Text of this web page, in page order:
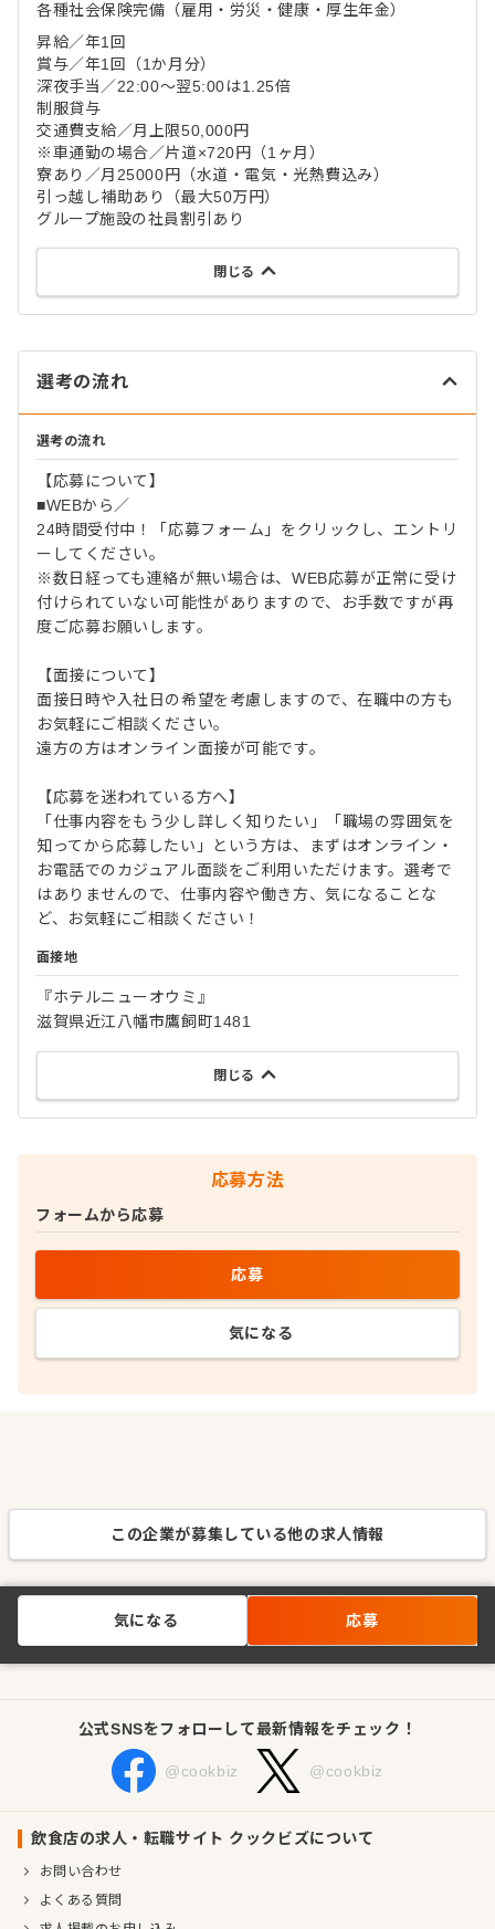
各種社会保険完備（雇用・労災・健康・厚生年金）
昇給／年1回
賞与／年1回（1か月分）
深夜手当／22:00～翌5:00は1.25倍
制服貸与
交通費支給／月上限50,000円
※車通勤の場合／片道×720円（1ヶ月）
寮あり／月25000円（水道・電気・光熱費込み）
引っ越し補助あり（最大50万円）
グループ施設の社員割引あり
閉じる
選考の流れ
選考の流れ
【応募について】
■WEBから／
24時間受付中！「応募フォーム」をクリックし、エントリ
ーしてください。
※数日経っても連絡が無い場合は、WEB応募が正常に受け
付けられていない可能性がありますので、お手数ですが再
度ご応募お願いします。
【面接について】
面接日時や入社日の希望を考慮しますので、在職中の方も
お気軽にご相談ください。
遠方の方はオンライン面接が可能です。
【応募を迷われている方へ】
「仕事内容をもう少し詳しく知りたい」「職場の雰囲気を
知ってから応募したい」という方は、まずはオンライン・
お電話でのカジュアル面談をご利用いただけます。選考で
はありませんので、仕事内容や働き方、気になることな
ど、お気軽にご相談ください！
面接地
『ホテルニューオウミ』
滋賀県近江八幡市鷹飼町1481
閉じる
応募方法
フォームから応募
応募
気になる
この企業が募集している他の求人情報
気になる 応募
公式SNSをフォローして最新情報をチェック！
@cookbiz @cookbiz
飲食店の求人・転職サイト クックビズについて
お問い合わせ
よくある質問